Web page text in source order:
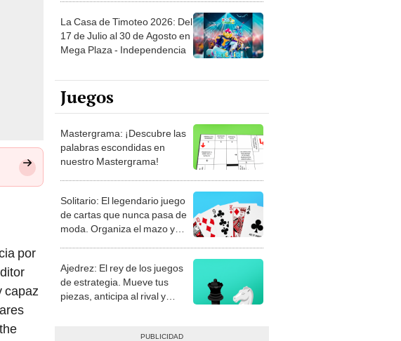
por
capaz
La Casa de Timoteo 2026: Del
17 de Julio al 30 de Agosto en
Mega Plaza - Independencia
Juegos
Mastergrama: ¡Descubre las
palabras escondidas en
nuestro Mastergrama!
Solitario: El legendario juego
de cartas que nunca pasa de
moda. Organiza el mazo y
Ajedrez: El rey de los juegos
de estrategia. Mueve tus
piezas, anticipa al rival y